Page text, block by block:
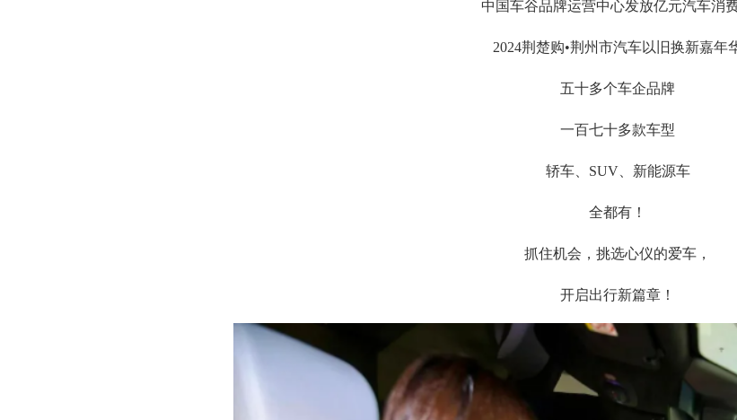
中国车谷品牌运营中心发放亿元汽车消
2024荆楚购•荆州市汽车以旧换新嘉年
五十多个车企品牌
一百七十多款车型
轿车、SUV、新能源车
全都有！
抓住机会，挑选心仪的爱车，
开启出行新篇章！